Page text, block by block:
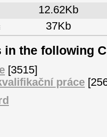
12.62Kb
37Kb
in the following
[3515]
práce